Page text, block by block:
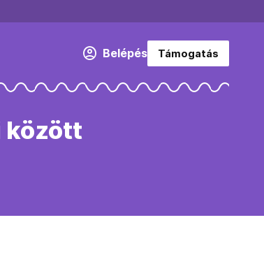
Belépés Támogatás
között